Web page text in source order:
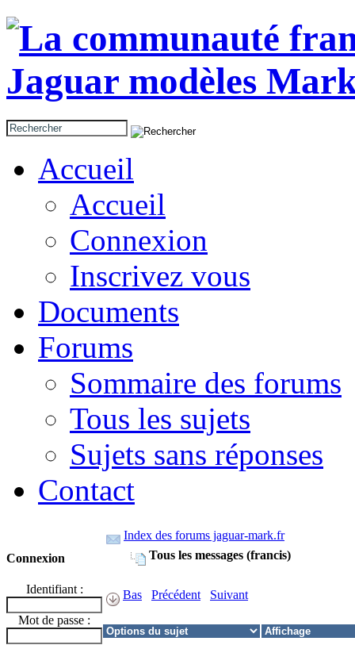
Accueil
Accueil
Connexion
Inscrivez vous
Documents
Forums
Sommaire des forums
Tous les sujets
Sujets sans réponses
Contact
Connexion
Identifiant :
Mot de passe :
Index des forums jaguar-mark.fr
Tous les messages (francis)
Bas Précédent Suivant